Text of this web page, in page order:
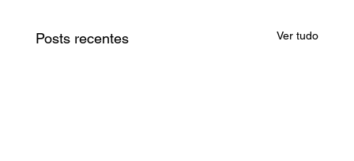
Posts recentes Ver tudo